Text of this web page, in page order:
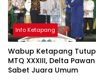
Info Ketapang
Wabup Ketapang Tutup
MTQ XXXIII, Delta Pawan
Sabet Juara Umum